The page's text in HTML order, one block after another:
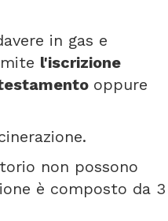
in gas e
l'iscrizione
oppure
non possono
è composto da 3